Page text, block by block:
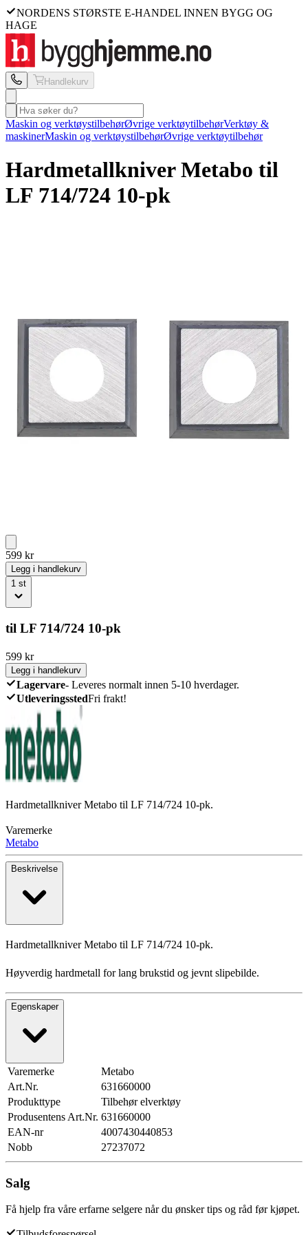
NORDENS STØRSTE E-HANDEL INNEN BYGG OG
HAGE
Handlekurv
Maskin og verktøystilbehørØvrige verktøytilbehørVerktøy &
maskinerMaskin og verktøystilbehørØvrige verktøytilbehør
Hardmetallkniver Metabo til
LF 714/724 10-pk
599 kr
Legg i handlekurv
1 st
til LF 714/724 10-pk
599 kr
Legg i handlekurv
Lagervare- Leveres normalt innen 5-10 hverdager.
UtleveringsstedFri frakt!
Hardmetallkniver Metabo til LF 714/724 10-pk.
Varemerke
Metabo
Beskrivelse
Hardmetallkniver Metabo til LF 714/724 10-pk.
Høyverdig hardmetall for lang brukstid og jevnt slipebilde.
Egenskaper
Varemerke
Metabo
Art.Nr.
631660000
Produkttype
Tilbehør elverktøy
Produsentens Art.Nr. 631660000
EAN-nr
4007430440853
Nobb
27237072
Salg
Få hjelp fra våre erfarne selgere når du ønsker tips og råd før kjøpet.